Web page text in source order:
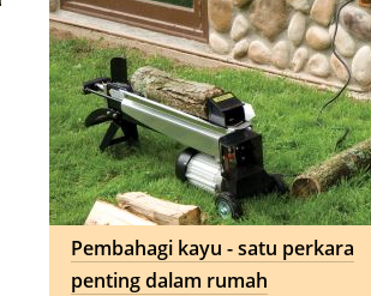
Pembahagi kayu - satu perkara
penting dalam rumah